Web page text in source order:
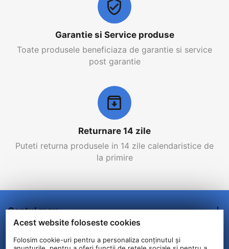
Garantie si Service produse
Toate produsele beneficiaza de garantie si service
post garantie
Returnare 14 zile
Puteti returna produsele in 14 zile calendaristice de
la primire
Contul meu
Comenzi/Livrare
Acest website foloseste cookies
Folosim cookie-uri pentru a personaliza conținutul și